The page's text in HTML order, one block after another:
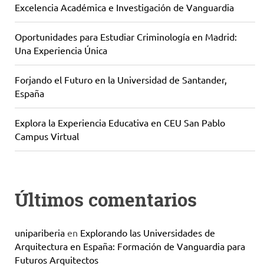
Excelencia Académica e Investigación de Vanguardia
Oportunidades para Estudiar Criminología en Madrid:
Una Experiencia Única
Forjando el Futuro en la Universidad de Santander,
España
Explora la Experiencia Educativa en CEU San Pablo
Campus Virtual
Últimos comentarios
unipariberia en Explorando las Universidades de
Arquitectura en España: Formación de Vanguardia para
Futuros Arquitectos